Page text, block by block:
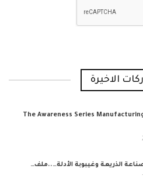
الاخيرة
The Awareness Series
الذريعة وغيبوبة الأدلة…..ملف…